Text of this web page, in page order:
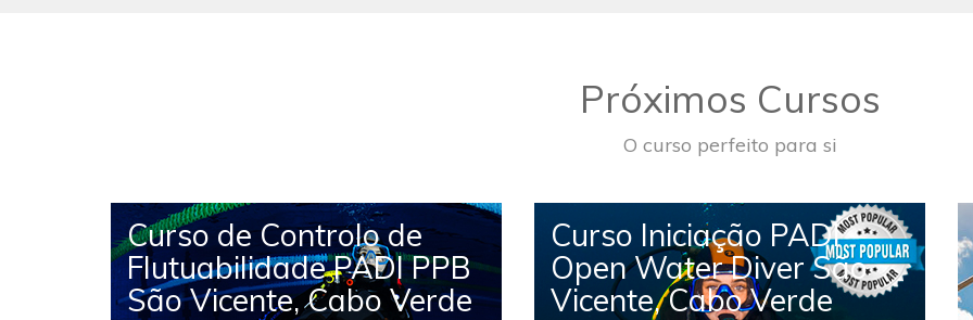
Próximos Cursos
O curso perfeito para si
Curso de Controlo de
Flutuabilidade PADI PPB
São Vicente, Cabo Verde
Curso Iniciação PADI
Open Water Diver São
Vicente, Cabo Verde